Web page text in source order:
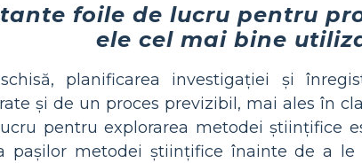
foile de lucru pentru
ele cel mai bine
planificarea investigației și
și de un proces previzibil, mai ales în
pentru explorarea metodei științifice
pașilor metodei științifice înainte de a